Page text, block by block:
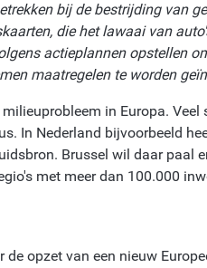
bij de bestrijding van
die het lawaai van
actieplannen opstellen
maatregelen te worden
in Europa. Veel
In Nederland bijvoorbeeld
Brussel wil daar paal
met meer dan 100.000
opzet van een nieuw